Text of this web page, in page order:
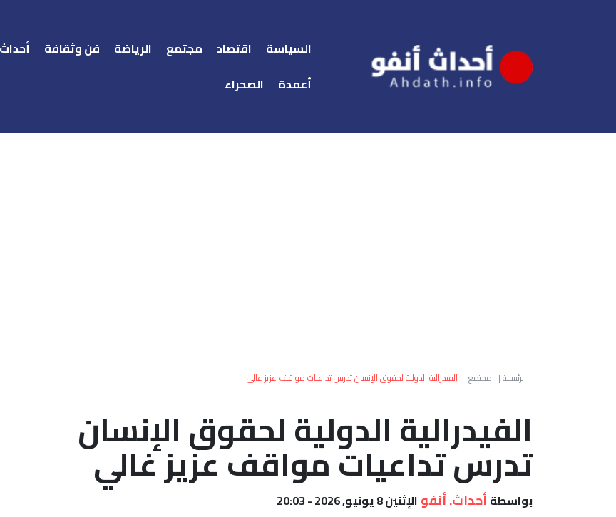
السياسة اقتصاد مجتمع الرياضة فن وثقافة
أعمدة
الصحراء
الرئيسية| مجتمع | الفيدرالية الدولية لحقوق الإنسان تدرس تداعيات مواقف عزيز غالي
الفيدرالية الدولية لحقوق الإنسان
تدرس تداعيات مواقف عزيز غالي
بواسطة أحداث. أنفو الإثنين 8 يونيو, 2026 - 20:03